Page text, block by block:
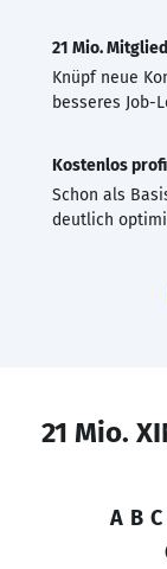
21 Mio.
Knüpf neue
besseres Job-
Kostenlos
Schon als
deutlich
21 Mio.
A B C